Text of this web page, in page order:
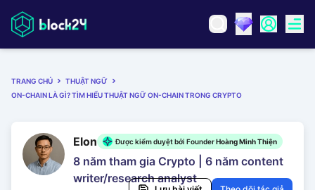
TRANG CHỦ
THUẬT NGỮ
ON-CHAIN LÀ GÌ? TÌM HIỂU THUẬT NGỮ ON-CHAIN TRONG CRYPTO
Elon Được kiểm duyệt bởi FounderHoàng Minh Thiện
8 năm tham gia Crypto | 6 năm content
writer/research analyst